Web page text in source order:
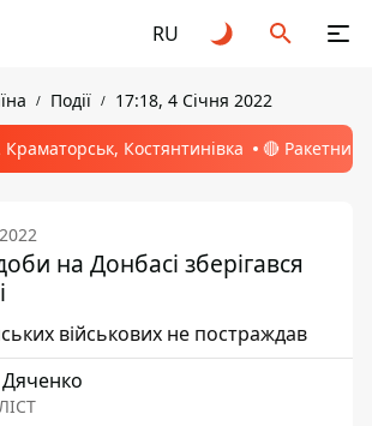
RU
Події 17:18, 4 Січня 2022
Костянтинівка 🔴 Ракетний
на Донбасі зберігався
військових не постраждав